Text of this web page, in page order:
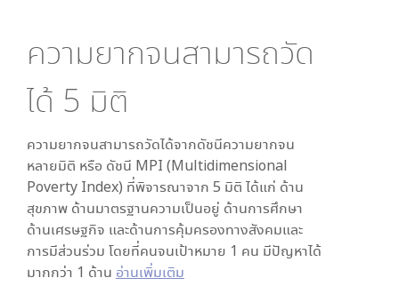
ความยากจนสามารถวัด
ได้ 5 มิติ
ความยากจนสามารถวัดได้จากดัชนีความยากจน
หลายมิติ หรือ ดัชนี MPI (Multidimensional
Poverty Index) ที่พิจารณาจาก 5 มิติ ได้แก่ ด้าน
สุขภาพ ด้านมาตรฐานความเป็นอยู่ ด้านการศึกษา
ด้านเศรษฐกิจ และด้านการคุ้มครองทางสังคมและ
การมีส่วนร่วม โดยที่คนจนเป้าหมาย 1 คน มีปัญหาได้
มากกว่า 1 ด้าน อ่านเพิ่มเติม